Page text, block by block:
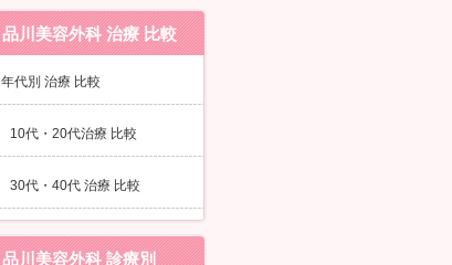
品川美容外科 治療 比較
年代別 治療 比較
10代・20代治療 比較
30代・40代 治療 比較
品川美容外科 診療別